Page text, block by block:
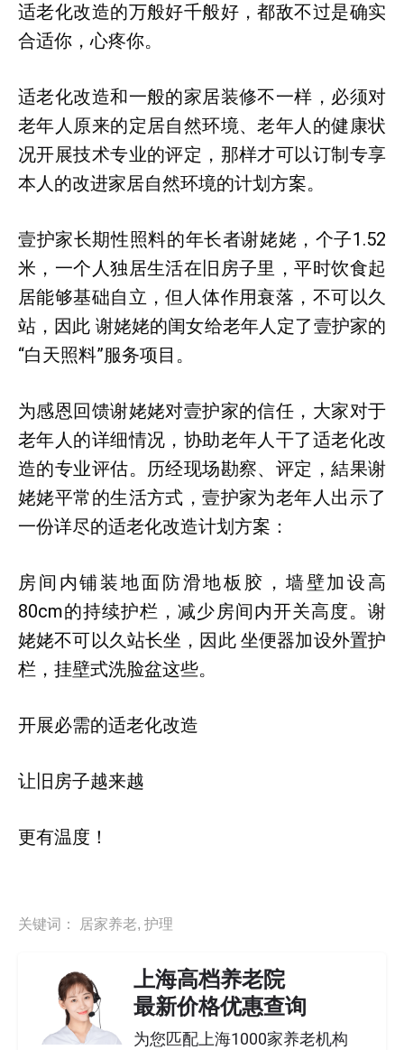
适老化改造的万般好千般好，都敌不过是确实
合适你，心疼你。
适老化改造和一般的家居装修不一样，必须对
老年人原来的定居自然环境、老年人的健康状
况开展技术专业的评定，那样才可以订制专享
本人的改进家居自然环境的计划方案。
壹护家长期性照料的年长者谢姥姥，个子1.52
米，一个人独居生活在旧房子里，平时饮食起
居能够基础自立，但人体作用衰落，不可以久
站，因此 谢姥姥的闺女给老年人定了壹护家的
“白天照料”服务项目。
为感恩回馈谢姥姥对壹护家的信任，大家对于
老年人的详细情况，协助老年人干了适老化改
造的专业评估。历经现场勘察、评定，結果谢
姥姥平常的生活方式，壹护家为老年人出示了
一份详尽的适老化改造计划方案：
房间内铺装地面防滑地板胶，墙壁加设高
80cm的持续护栏，减少房间内开关高度。谢
姥姥不可以久站长坐，因此 坐便器加设外置护
栏，挂壁式洗脸盆这些。
开展必需的适老化改造
让旧房子越来越
更有温度！
关键词： 居家养老, 护理
上海高档养老院
最新价格优惠查询
为您匹配上海1000家养老机构